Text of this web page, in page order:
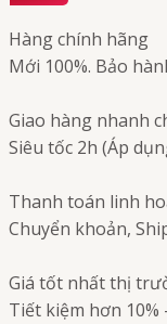
Hàng chính hãng
Mới 100%. Bảo
Giao hàng nhanh
Siêu tốc 2h (Áp
Thanh toán linh
Chuyển khoản,
Giá tốt nhất thị
Tiết kiệm hơn 10%